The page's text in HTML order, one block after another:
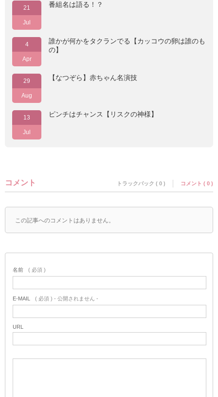
21
Jul
番組名は語る！？
4
Apr
誰かが何かをタクランでる【カッコウの卵は誰のも
の】
29
Aug
【なつぞら】赤ちゃん名演技
13
Jul
ピンチはチャンス【リスクの神様】
コメント トラックバック ( 0 ) コメント ( 0 )
この記事へのコメントはありません。
名前 ( 必須 )
E-MAIL ( 必須 ) - 公開されません -
URL